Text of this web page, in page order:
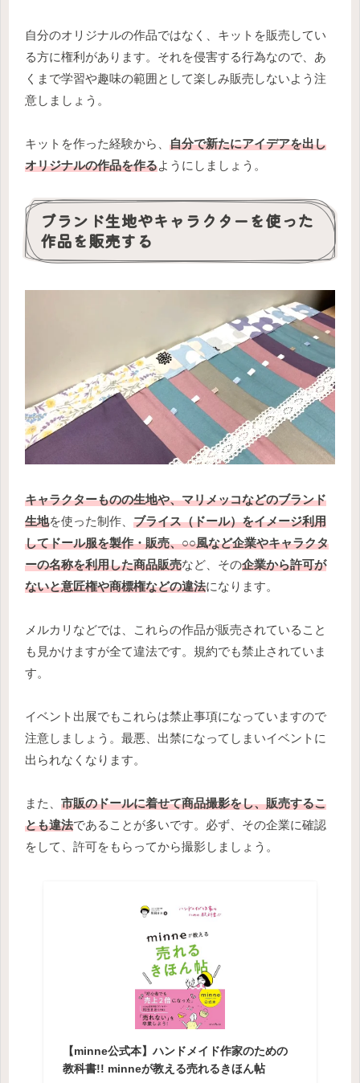
自分のオリジナルの作品ではなく、キットを販売してい
る方に権利があります。それを侵害する行為なので、あ
くまで学習や趣味の範囲として楽しみ販売しないよう注
意しましょう。
キットを作った経験から、 自分で新たにアイデアを出し
オリジナルの作品を作るようにしましょう。
ブランド生地やキャラクターを使った
作品を販売する
キャラクターものの生地や、マリメッコなどのブランド
生地を使った制作、 ブライス（ドール）をイメージ利用
してドール服を製作・販売、○○風など企業やキャラクタ
ーの名称を利用した商品販売など、その企業から許可が
ないと意匠権や商標権などの違法になります。
メルカリなどでは、これらの作品が販売されていること
も見かけますが全て違法です。規約でも禁止されていま
す。
イベント出展でもこれらは禁止事項になっていますので
注意しましょう。最悪、出禁になってしまいイベントに
出られなくなります。
また、 市販のドールに着せて商品撮影をし、販売するこ
とも違法であることが多いです。必ず、その企業に確認
をして、許可をもらってから撮影しましょう。
【minne公式本】ハンドメイド作家のための
教科書!! minneが教える売れるきほん帖